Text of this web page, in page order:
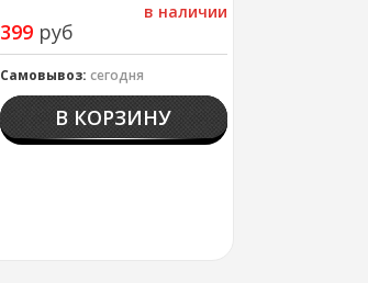
в наличии
399 руб
Самовывоз: сегодня
В КОРЗИНУ